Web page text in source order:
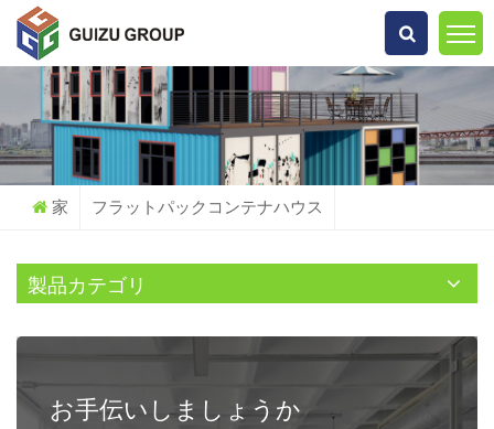
何を探していますか?
家 フラットパックコンテナハウス
製品カテゴリ
お手伝いしましょうか